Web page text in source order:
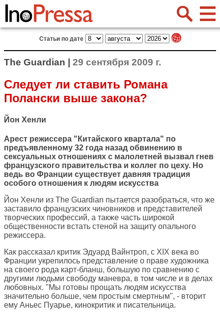
Статьи по дате
The Guardian | 29 сентября 2009 г.
Следует ли ставить Романа
Полански выше закона?
Йон Хенли
Арест режиссера "Китайского квартала" по
предъявленному 32 года назад обвинению в
сексуальных отношениях с малолетней вызвал гнев
французского правительства и коллег по цеху. Но
ведь во Франции существует давняя традиция
особого отношения к людям искусства
Йон Хенли из The Guardian пытается разобраться, что же
заставило французских чиновников и представителей
творческих профессий, а также часть широкой
общественности встать стеной на защиту опального
режиссера.
Как рассказал критик Эдуард Вайнтроп, с XIX века во
Франции укрепилось представление о праве художника
на своего рода карт-бланш, большую по сравнению с
другими людьми свободу маневра, в том числе и в делах
любовных. "Мы готовы прощать людям искусства
значительно больше, чем простым смертным", - вторит
ему Аньес Пуарье, кинокритик и писательница.